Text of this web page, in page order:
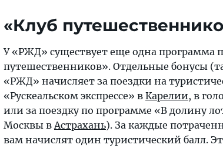
«Клуб
У «РЖД» существует еще одна программа
путешественников». Отдельные бонусы
«РЖД» начисляет за поездки на
«Рускеальском экспрессе» в Карелии, в
или за поездку по программе «В долину
Москвы вАстрахань). За каждые
вам начислят один туристический балл.